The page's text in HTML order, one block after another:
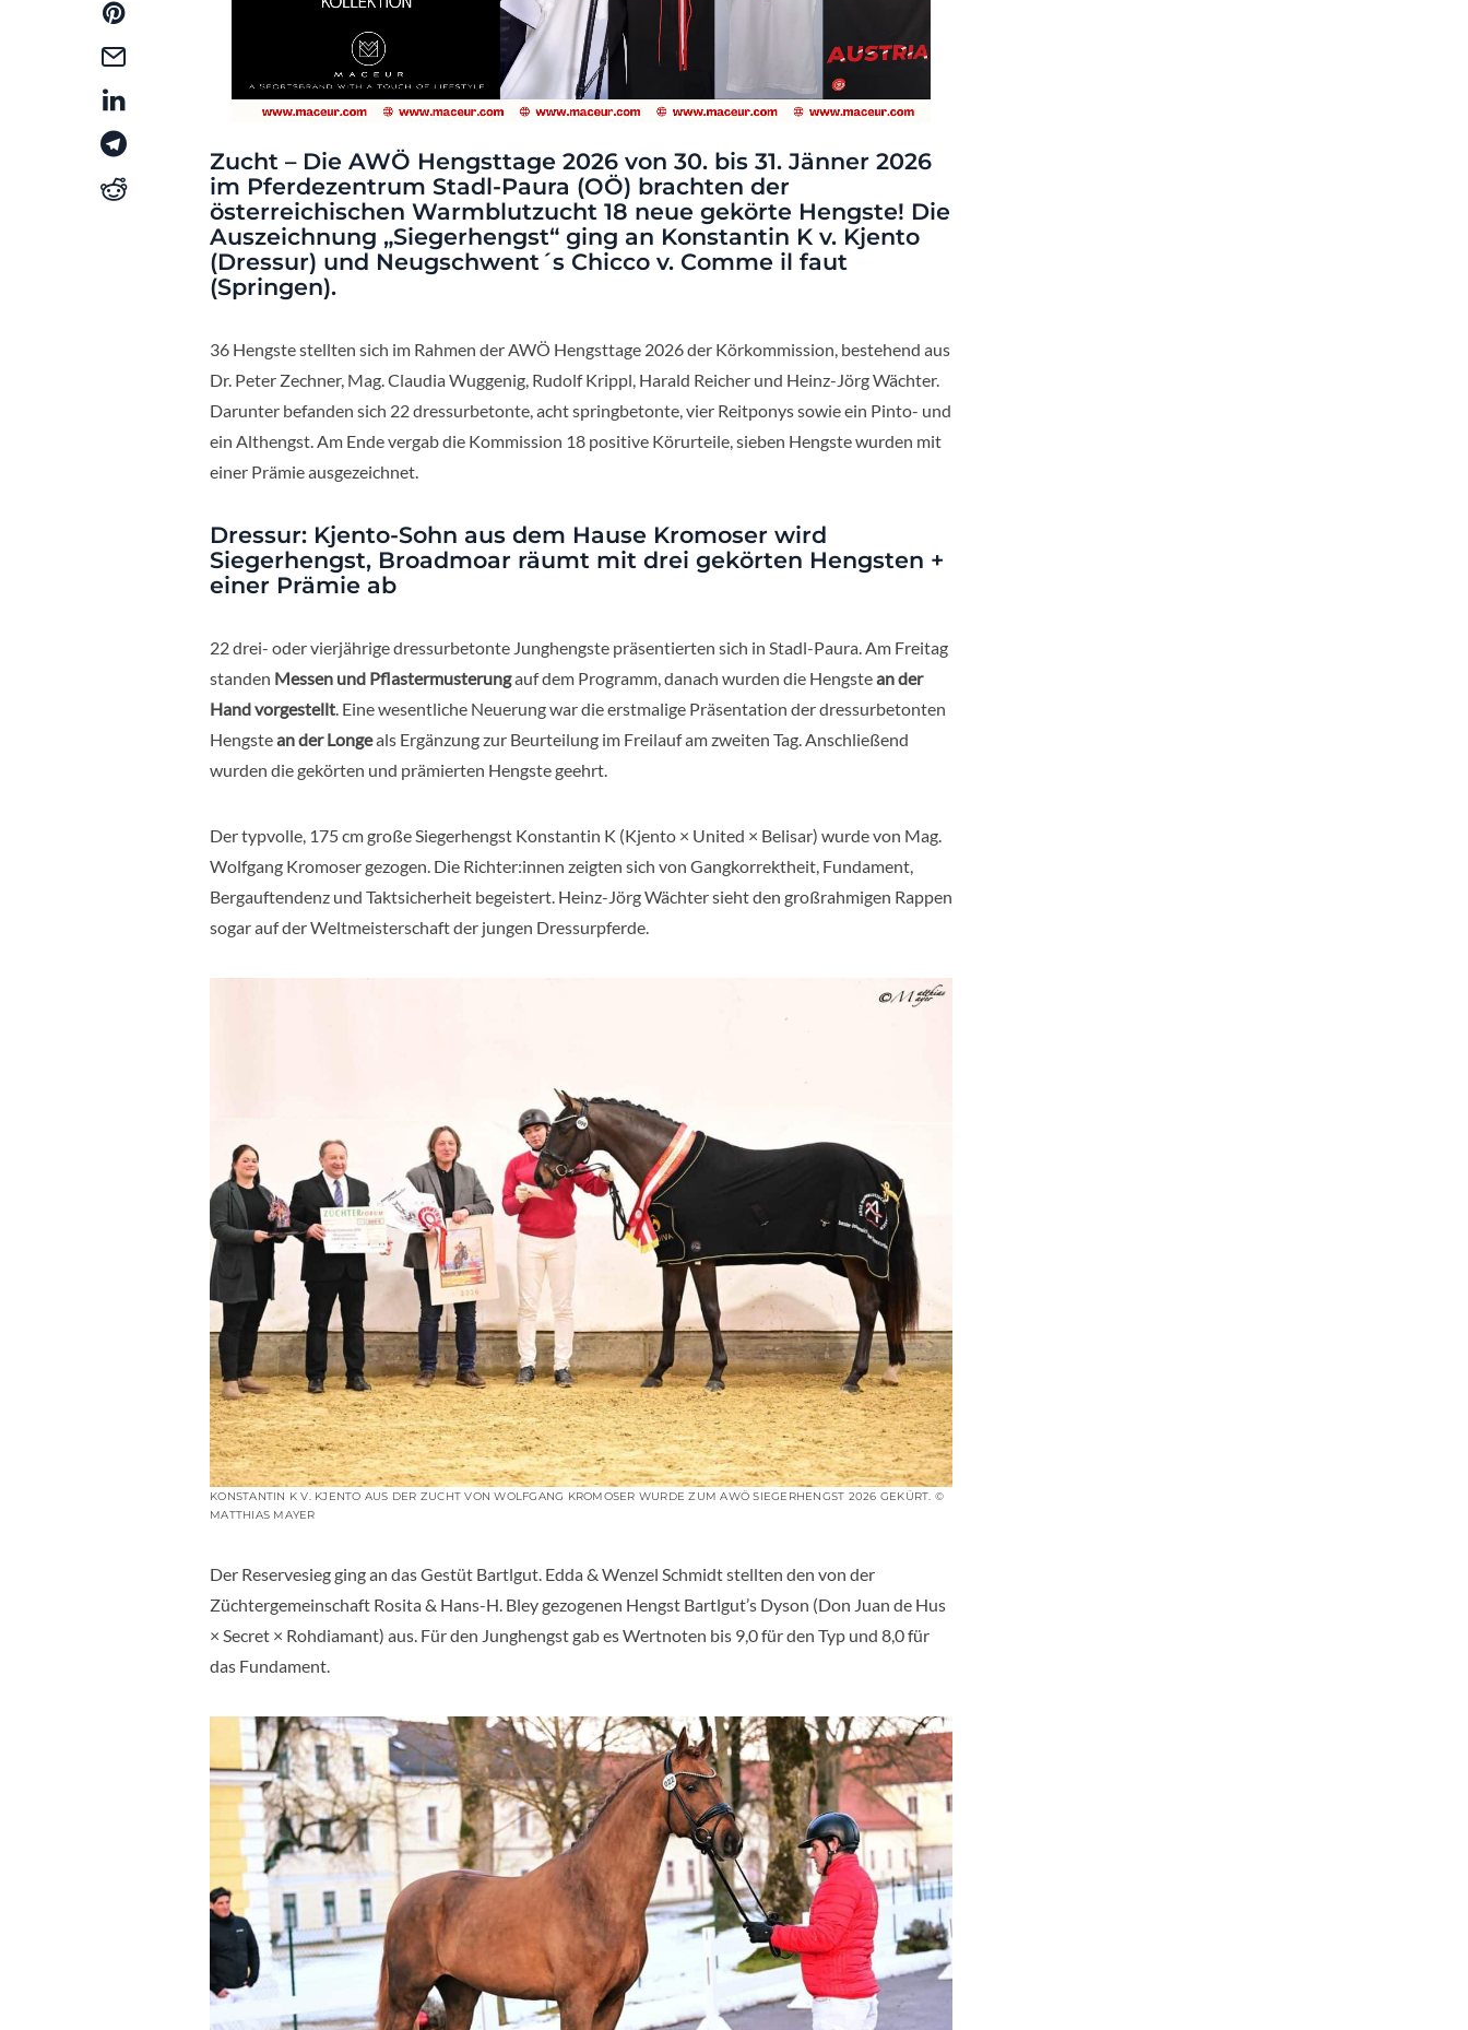
Zucht – Die AWÖ Hengsttage 2026 von 30. bis 31. Jänner 2026
im Pferdezentrum Stadl-Paura (OÖ) brachten der
österreichischen Warmblutzucht 18 neue gekörte Hengste! Die
Auszeichnung „Siegerhengst“ ging an Konstantin K v. Kjento
(Dressur) und Neugschwent´s Chicco v. Comme il faut
(Springen).
36 Hengste stellten sich im Rahmen der AWÖ Hengsttage 2026 der Körkommission, bestehend aus
Dr. Peter Zechner, Mag. Claudia Wuggenig, Rudolf Krippl, Harald Reicher und Heinz-Jörg Wächter.
Darunter befanden sich 22 dressurbetonte, acht springbetonte, vier Reitponys sowie ein Pinto- und
ein Althengst. Am Ende vergab die Kommission 18 positive Körurteile, sieben Hengste wurden mit
einer Prämie ausgezeichnet.
Dressur: Kjento-Sohn aus dem Hause Kromoser wird
Siegerhengst, Broadmoar räumt mit drei gekörten Hengsten +
einer Prämie ab
22 drei- oder vierjährige dressurbetonte Junghengste präsentierten sich in Stadl-Paura. Am Freitag
standen Messen und Pflastermusterungauf dem Programm, danach wurden die Hengstean der
Hand vorgestellt. Eine wesentliche Neuerung war die erstmalige Präsentation der dressurbetonten
Hengstean der Longeals Ergänzung zur Beurteilung im Freilauf am zweiten Tag. Anschließend
wurden die gekörten und prämierten Hengste geehrt.
Der typvolle, 175 cm große Siegerhengst Konstantin K (Kjento × United × Belisar) wurde von Mag.
Wolfgang Kromoser gezogen. Die Richter:innen zeigten sich von Gangkorrektheit, Fundament,
Bergauftendenz und Taktsicherheit begeistert. Heinz-Jörg Wächter sieht den großrahmigen Rappen
sogar auf der Weltmeisterschaft der jungen Dressurpferde.
KONSTANTIN K V. KJENTO AUS DER ZUCHT VON WOLFGANG KROMOSER WURDE ZUM AWÖ SIEGERHENGST 2026 GEKÜRT. ©
MATTHIAS MAYER
Der Reservesieg ging an das Gestüt Bartlgut. Edda & Wenzel Schmidt stellten den von der
Züchtergemeinschaft Rosita & Hans-H. Bley gezogenen Hengst Bartlgut’s Dyson (Don Juan de Hus
× Secret × Rohdiamant) aus. Für den Junghengst gab es Wertnoten bis 9,0 für den Typ und 8,0 für
das Fundament.